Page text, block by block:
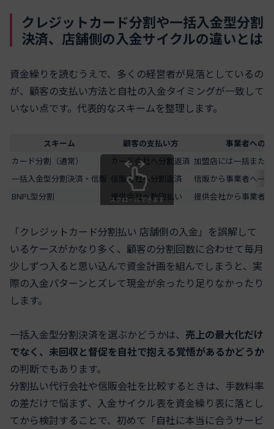
クレジットカード分割や一括入金型分割
決済、店舗側の入金サイクルの違いとは
資金繰りを読むうえで、多くの経営者が見落としているの
が、顧客の支払い方法と自社の入金タイミングが一致して
いない点です。代表的なスキームを整理します。
スキーム 顧客の支払い方
事業者への
カード分割（通常）
カード会社へ分割返済 加盟店には一括また
一括入金型分割決済・信販 信販会社へ分割返済
信販から事業者へ一
BNPL型分割
提供会社へ数回払い 提供会社から事業者
スクロールできます
「クレジットカード分割払い 店舗側の入金」を誤解して
いるケースがかなり多く、顧客の分割回数に合わせて毎月
少しずつ入ると思い込んで資金計画を組んでしまうと、実
際の入金パターンとズレて現金が余ったり足りなかったり
します。
一括入金型分割決済を選ぶかどうかは、 売上の最大化だけ
でなく、未回収と督促を自社で抱える覚悟があるかどうか
の判断でもあります。
分割払い代行会社や信販会社を比較するときは、手数料率
の差だけで悩まず、入金サイクル表を資金繰り表に落とし
てから検討することで、初めて「自社に本当に合うサービ